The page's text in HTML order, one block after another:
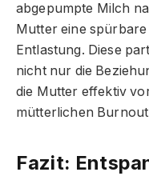
abgepumpte Milch
Mutter eine
Entlastung. Diese
nicht nur die
die Mutter effektiv
mütterlichen
Fazit: